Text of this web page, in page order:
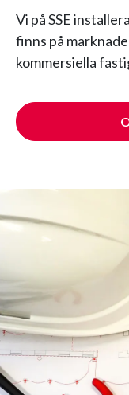
Vi på SSE
finns på
kommersiella